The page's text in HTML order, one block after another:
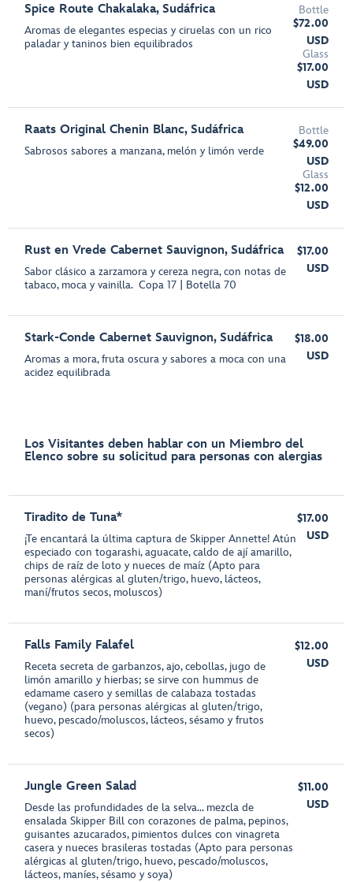
Spice Route Chakalaka, Sudáfrica
Aromas de elegantes especias y ciruelas con un rico
paladar y taninos bien equilibrados
Bottle
$72.00
USD
Glass
$17.00
USD
Raats Original Chenin Blanc, Sudáfrica
Sabrosos sabores a manzana, melón y limón verde
Bottle
$49.00
USD
Glass
$12.00
USD
Rust en Vrede Cabernet Sauvignon, Sudáfrica
Sabor clásico a zarzamora y cereza negra, con notas de
tabaco, moca y vainilla. Copa 17 | Botella 70
$17.00
USD
Stark-Conde Cabernet Sauvignon, Sudáfrica
Aromas a mora, fruta oscura y sabores a moca con una
acidez equilibrada
$18.00
USD
Los Visitantes deben hablar con un Miembro del
Elenco sobre su solicitud para personas con alergias
Tiradito de Tuna*
¡Te encantará la última captura de Skipper Annette! Atún
especiado con togarashi, aguacate, caldo de ají amarillo,
chips de raíz de loto y nueces de maíz (Apto para
personas alérgicas al gluten/trigo, huevo, lácteos,
maní/frutos secos, moluscos)
$17.00
USD
Falls Family Falafel
Receta secreta de garbanzos, ajo, cebollas, jugo de
limón amarillo y hierbas; se sirve con hummus de
edamame casero y semillas de calabaza tostadas
(vegano) (para personas alérgicas al gluten/trigo,
huevo, pescado/moluscos, lácteos, sésamo y frutos
secos)
$12.00
USD
Jungle Green Salad
Desde las profundidades de la selva… mezcla de
ensalada Skipper Bill con corazones de palma, pepinos,
guisantes azucarados, pimientos dulces con vinagreta
casera y nueces brasileras tostadas (Apto para personas
alérgicas al gluten/trigo, huevo, pescado/moluscos,
lácteos, maníes, sésamo y soya)
$11.00
USD